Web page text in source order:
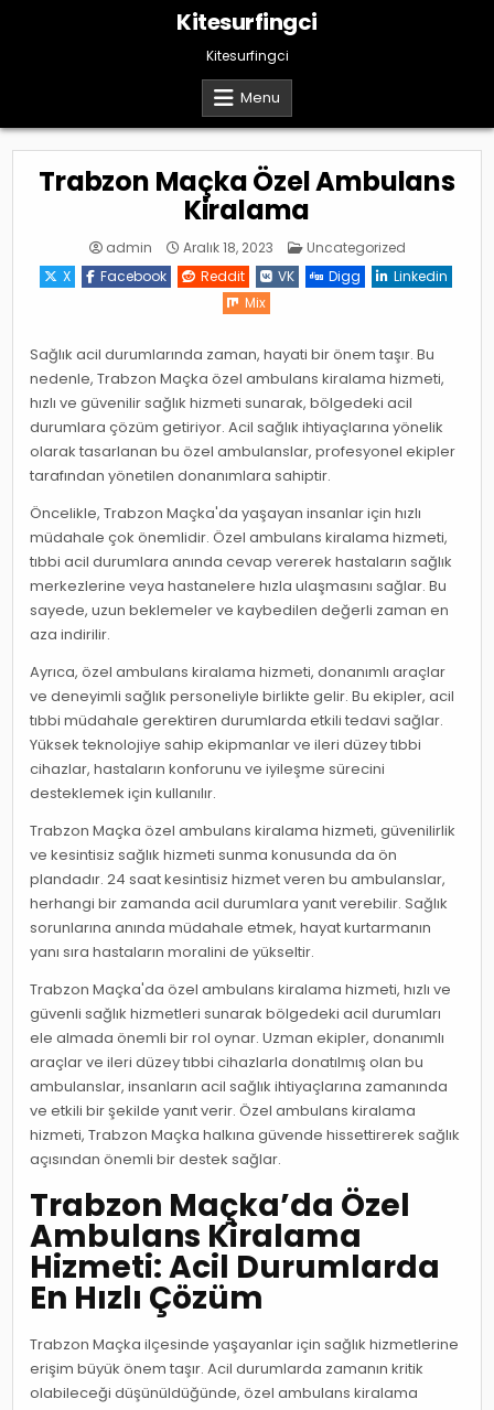
Kitesurfingci
Kitesurfingci
Menu
Trabzon Maçka Özel Ambulans
Kiralama
admin Aralık 18, 2023 Posted
Uncategorized
X
Facebook Reddit VK Digg
Linkedin
Mix
Sağlık acil durumlarında zaman, hayati bir önem taşır. Bu
nedenle, Trabzon Maçka özel ambulans kiralama hizmeti,
hızlı ve güvenilir sağlık hizmeti sunarak, bölgedeki acil
durumlara çözüm getiriyor. Acil sağlık ihtiyaçlarına yönelik
olarak tasarlanan bu özel ambulanslar, profesyonel ekipler
tarafından yönetilen donanımlara sahiptir.
Öncelikle, Trabzon Maçka'da yaşayan insanlar için hızlı
müdahale çok önemlidir. Özel ambulans kiralama hizmeti,
tıbbi acil durumlara anında cevap vererek hastaların sağlık
merkezlerine veya hastanelere hızla ulaşmasını sağlar. Bu
sayede, uzun beklemeler ve kaybedilen değerli zaman en
aza indirilir.
Ayrıca, özel ambulans kiralama hizmeti, donanımlı araçlar
ve deneyimli sağlık personeliyle birlikte gelir. Bu ekipler, acil
tıbbi müdahale gerektiren durumlarda etkili tedavi sağlar.
Yüksek teknolojiye sahip ekipmanlar ve ileri düzey tıbbi
cihazlar, hastaların konforunu ve iyileşme sürecini
desteklemek için kullanılır.
Trabzon Maçka özel ambulans kiralama hizmeti, güvenilirlik
ve kesintisiz sağlık hizmeti sunma konusunda da ön
plandadır. 24 saat kesintisiz hizmet veren bu ambulanslar,
herhangi bir zamanda acil durumlara yanıt verebilir. Sağlık
sorunlarına anında müdahale etmek, hayat kurtarmanın
yanı sıra hastaların moralini de yükseltir.
Trabzon Maçka'da özel ambulans kiralama hizmeti, hızlı ve
güvenli sağlık hizmetleri sunarak bölgedeki acil durumları
ele almada önemli bir rol oynar. Uzman ekipler, donanımlı
araçlar ve ileri düzey tıbbi cihazlarla donatılmış olan bu
ambulanslar, insanların acil sağlık ihtiyaçlarına zamanında
ve etkili bir şekilde yanıt verir. Özel ambulans kiralama
hizmeti, Trabzon Maçka halkına güvende hissettirerek sağlık
açısından önemli bir destek sağlar.
Trabzon Maçka’da Özel
Ambulans Kiralama
Hizmeti: Acil Durumlarda
En Hızlı Çözüm
Trabzon Maçka ilçesinde yaşayanlar için sağlık hizmetlerine
erişim büyük önem taşır. Acil durumlarda zamanın kritik
olabileceği düşünüldüğünde, özel ambulans kiralama